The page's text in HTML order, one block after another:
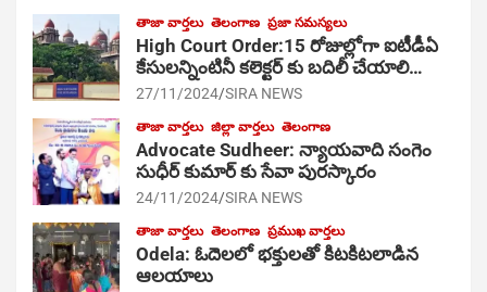
తాజా వార్తలు తెలంగాణ ప్రజా సమస్యలు
High Court Order:15 రోజుల్లోగా ఐటీడీఏ
కేసులన్నింటినీ కలెక్టర్ కు బదిలీ చేయాలి…
27/11/2024 SIRA NEWS
తాజా వార్తలు జిల్లా వార్తలు తెలంగాణ
Advocate Sudheer: న్యాయవాది సంగెం
సుధీర్ కుమార్ కు సేవా పురస్కారం
24/11/2024 SIRA NEWS
తాజా వార్తలు తెలంగాణ ప్రముఖ వార్తలు
Odela: ఓదెల‌లో భక్తులతో కిటకిటలాడిన
ఆల‌యాలు